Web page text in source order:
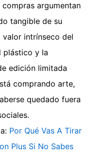
argumentan
tangible de su
valor intrínseco del
plástico y la
edición limitada
comprando arte,
quedado fuera
Por Qué Vas A Tirar
Plus Si No Sabes